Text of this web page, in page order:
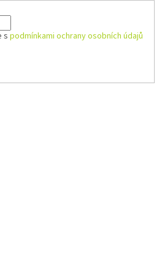
s podmínkami ochrany osobních údajů